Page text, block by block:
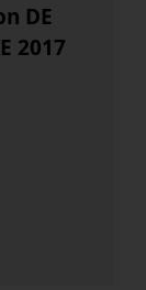
DE
2017